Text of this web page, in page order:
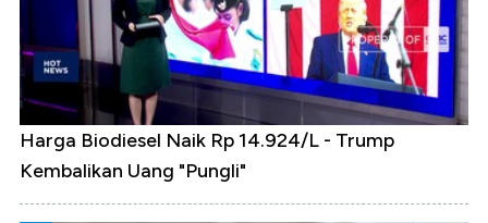
Harga Biodiesel Naik Rp 14.924/L - Trump
Kembalikan Uang "Pungli"